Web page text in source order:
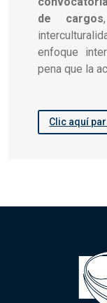
de cargos
enfoque
pena que la
Clic aquí